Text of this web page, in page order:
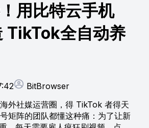
用比特云手机
TikTok全自动养
BitBrowser
社媒运营圈，得 TikTok 者得天
矩阵的团队都懂这种痛：为了让新